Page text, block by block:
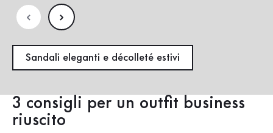
Sandali eleganti e décolleté estivi
3 consigli per un outfit business
riuscito